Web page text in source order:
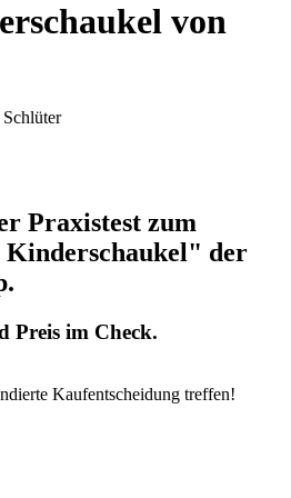
von
Schlüter
Praxistest zum
Kinderschaukel" der
.
Preis im Check.
Kaufentscheidung treffen!